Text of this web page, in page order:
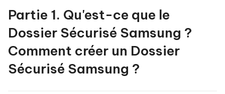
Partie 1. Qu'est-ce que le
Dossier Sécurisé Samsung ?
Comment créer un Dossier
Sécurisé Samsung ?